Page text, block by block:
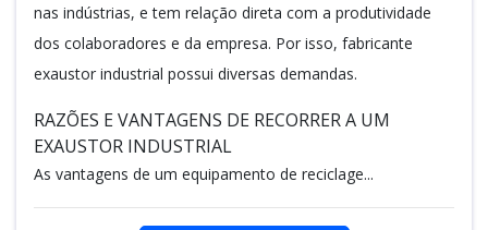
nas indústrias, e tem relação direta com a produtividade
dos colaboradores e da empresa. Por isso, fabricante
exaustor industrial possui diversas demandas.
RAZÕES E VANTAGENS DE RECORRER A UM
EXAUSTOR INDUSTRIAL
As vantagens de um equipamento de reciclage...